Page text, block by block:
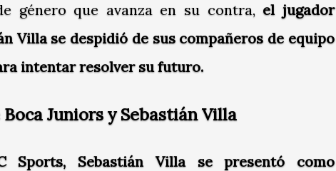
género que avanza en su contra,el jugador
Villa se despidió de sus compañeros de equipo
intentar resolver su futuro.
Juniors y Sebastián Villa
Sports, Sebastián Villa se presentó como